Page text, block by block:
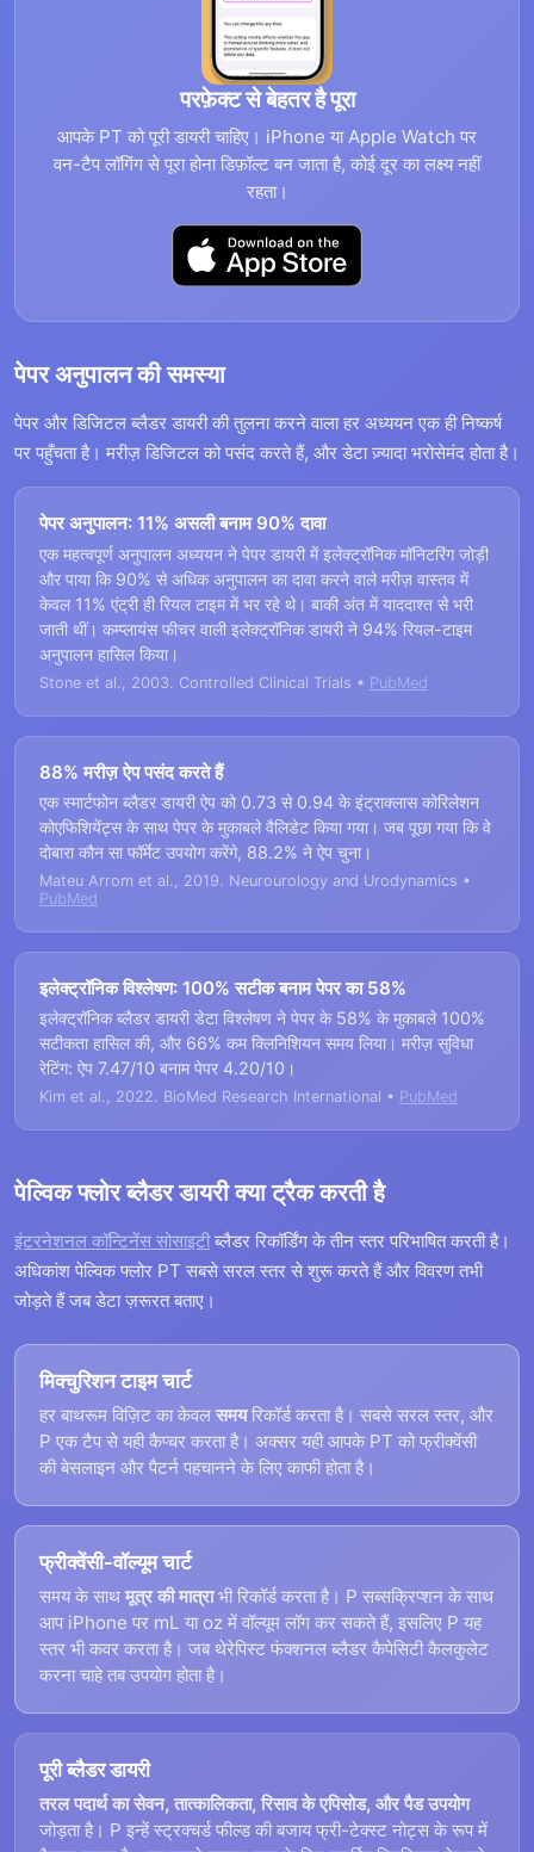
परफ़ेक्ट से बेहतर है पूरा
आपके PT को पूरी डायरी चाहिए। iPhone या Apple Watch पर
वन-टैप लॉगिंग से पूरा होना डिफ़ॉल्ट बन जाता है, कोई दूर का लक्ष्य नहीं
रहता।
पेपर अनुपालन की समस्या
पेपर और डिजिटल ब्लैडर डायरी की तुलना करने वाला हर अध्ययन एक ही निष्कर्ष
पर पहुँचता है। मरीज़ डिजिटल को पसंद करते हैं, और डेटा ज़्यादा भरोसेमंद होता है।
पेपर अनुपालन: 11% असली बनाम 90% दावा
एक महत्वपूर्ण अनुपालन अध्ययन ने पेपर डायरी में इलेक्ट्रॉनिक मॉनिटरिंग जोड़ी
और पाया कि 90% से अधिक अनुपालन का दावा करने वाले मरीज़ वास्तव में
केवल 11% एंट्री ही रियल टाइम में भर रहे थे। बाकी अंत में याददाश्त से भरी
जाती थीं। कम्प्लायंस फीचर वाली इलेक्ट्रॉनिक डायरी ने 94% रियल-टाइम
अनुपालन हासिल किया।
Stone et al., 2003. Controlled Clinical Trials • PubMed
88% मरीज़ ऐप पसंद करते हैं
एक स्मार्टफोन ब्लैडर डायरी ऐप को 0.73 से 0.94 के इंट्राक्लास कोरिलेशन
कोएफिशियेंट्स के साथ पेपर के मुकाबले वैलिडेट किया गया। जब पूछा गया कि वे
दोबारा कौन सा फॉर्मेट उपयोग करेंगे, 88.2% ने ऐप चुना।
Mateu Arrom et al., 2019. Neurourology and Urodynamics •
PubMed
इलेक्ट्रॉनिक विश्लेषण: 100% सटीक बनाम पेपर का 58%
इलेक्ट्रॉनिक ब्लैडर डायरी डेटा विश्लेषण ने पेपर के 58% के मुकाबले 100%
सटीकता हासिल की, और 66% कम क्लिनिशियन समय लिया। मरीज़ सुविधा
रेटिंग: ऐप 7.47/10 बनाम पेपर 4.20/10।
Kim et al., 2022. BioMed Research International • PubMed
पेल्विक फ्लोर ब्लैडर डायरी क्या ट्रैक करती है
इंटरनेशनल कॉन्टिनेंस सोसाइटीब्लैडर रिकॉर्डिंग के तीन स्तर परिभाषित करती है।
अधिकांश पेल्विक फ्लोर PT सबसे सरल स्तर से शुरू करते हैं और विवरण तभी
जोड़ते हैं जब डेटा ज़रूरत बताए।
मिक्चुरिशन टाइम चार्ट
हर बाथरूम विज़िट का केवल समयरिकॉर्ड करता है। सबसे सरल स्तर, और
P एक टैप से यही कैप्चर करता है। अक्सर यही आपके PT को फ्रीक्वेंसी
की बेसलाइन और पैटर्न पहचानने के लिए काफी होता है।
फ्रीक्वेंसी-वॉल्यूम चार्ट
समय के साथ मूत्र की मात्राभी रिकॉर्ड करता है। P सब्सक्रिप्शन के साथ
आप iPhone पर mL या oz में वॉल्यूम लॉग कर सकते हैं, इसलिए P यह
स्तर भी कवर करता है। जब थेरेपिस्ट फंक्शनल ब्लैडर कैपेसिटी कैलकुलेट
करना चाहे तब उपयोग होता है।
पूरी ब्लैडर डायरी
तरल पदार्थ का सेवन, तात्कालिकता, रिसाव के एपिसोड, और पैड उपयोग
जोड़ता है। P इन्हें स्ट्रक्चर्ड फील्ड की बजाय फ्री-टेक्स्ट नोट्स के रूप में